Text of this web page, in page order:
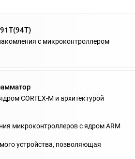
с микроконтроллером
CORTEX-M и архитектурой
микроконтроллеров с ядром ARM
устройства, позволяющая